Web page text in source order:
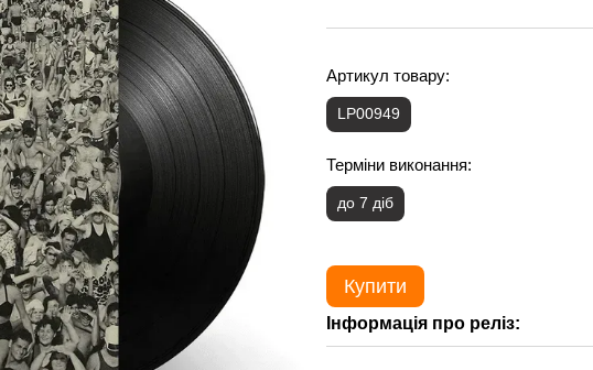
Артикул товару:
LP00949
Терміни виконання:
до 7 діб
Купити
Інформація про реліз: